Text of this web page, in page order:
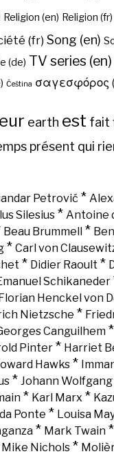
Religion (en) Religion (fr)
(fr) Song (en)
(de) TV series (en)
Čeština σαγεσφόρος
earth est fait
présent qui
Petrović *
Silesius * Antoine
Beau Brummell *
* Carl von
* Didier Raoult *
Schikaneder
Florian Henckel von
Nietzsche *
Canguilhem *
Pinter * Harriet
Hawks*
* Johann
* Karl Marx *
Ponte * Louisa
* Mark Twain*
Mike Nichols*